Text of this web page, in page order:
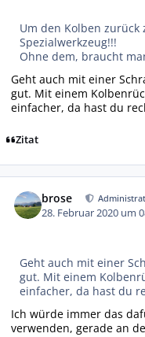
Um den Kolben
Spezialwerkzeug!!!
Ohne dem, braucht
Geht auch mit einer
gut. Mit einem
einfacher, da hast du
Zitat
brose
28. Februar 2020 um
Geht auch mit einer
gut. Mit einem
einfacher, da hast du
Ich würde immer das
verwenden, gerade an